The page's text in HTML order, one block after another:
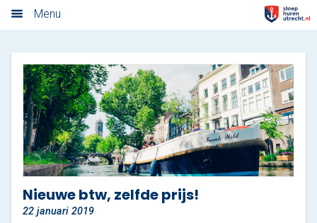
Menu
Nieuwsoverzicht
Tarieven
Rondvaart met schipper
Opstaplocaties
Zelf varen in elektrosloep
Algemene voorwaarden
Nieuwe btw, zelfde prijs!
22 januari 2019